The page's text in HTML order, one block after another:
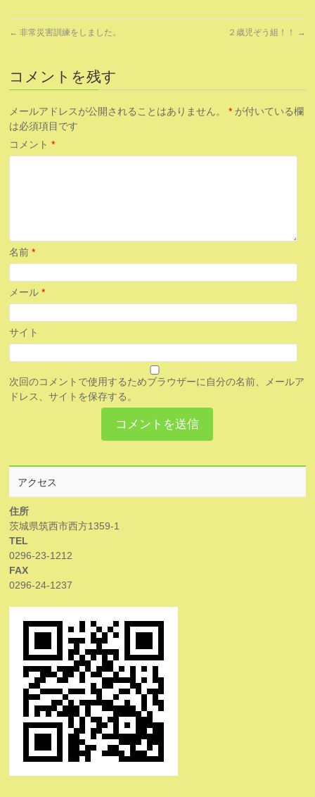
← 非常災害訓練をしました。 ２歳児ぞう組！！ →
コメントを残す
メールアドレスが公開されることはありません。 * が付いている欄
は必須項目です
コメント*
名前*
メール*
サイト
次回のコメントで使用するためブラウザーに自分の名前、メールア
ドレス、サイトを保存する。
アクセス
住所
茨城県筑西市西方1359-1
TEL
0296-23-1212
FAX
0296-24-1237